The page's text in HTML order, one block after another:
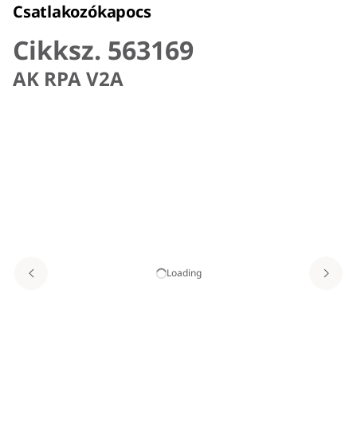
Csatlakozókapocs
Cikksz. 563169
AK RPA V2A
Loading